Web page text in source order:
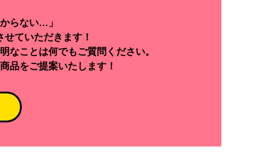
らない…」
ていただきます！
なことは何でもご質問ください。
品をご提案いたします！